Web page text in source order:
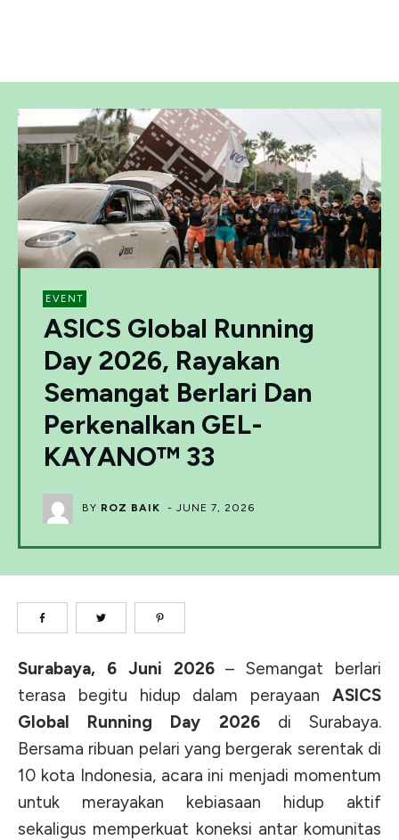
EVENT
ASICS Global Running
Day 2026, Rayakan
Semangat Berlari Dan
Perkenalkan GEL-
KAYANO™ 33
BY ROZ BAIK - JUNE 7, 2026
Surabaya, 6 Juni 2026– Semangat berlari
terasa begitu hidup dalam perayaan ASICS
Global Running Day 2026di Surabaya.
Bersama ribuan pelari yang bergerak serentak di
10 kota Indonesia, acara ini menjadi momentum
untuk merayakan kebiasaan hidup aktif
sekaligus memperkuat koneksi antar komunitas